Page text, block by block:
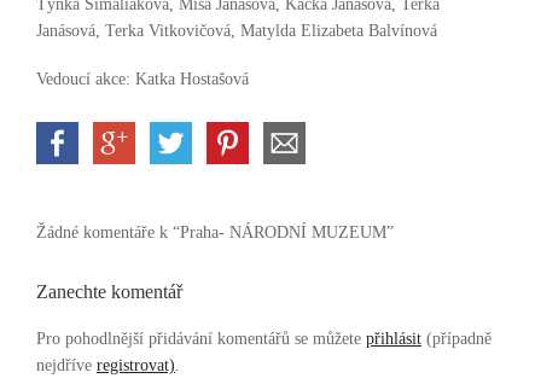
Týnka Šimaliaková, Míša Janásová, Kačka Janásová, Terka
Janásová, Terka Vitkovičová, Matylda Elizabeta Balvínová
Vedoucí akce: Katka Hostašová
Žádné komentáře k “Praha- NÁRODNÍ MUZEUM”
Zanechte komentář
Pro pohodlnější přidávání komentářů se můžete přihlásit (případně
nejdříve registrovat)